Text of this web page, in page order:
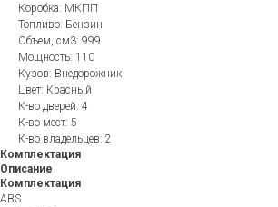
Коробка: МКПП
Топливо: Бензин
Объем, см3: 999
Мощность: 110
Кузов: Внедорожник
Цвет: Красный
К-во дверей: 4
К-во мест: 5
К-во владельцев: 2
Комплектация
Описание
Комплектация
ABS